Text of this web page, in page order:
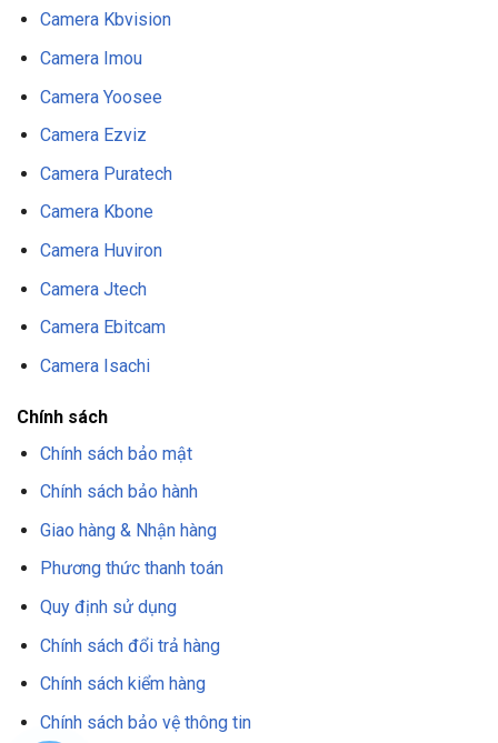
Camera Kbvision
Camera Imou
Camera Yoosee
Camera Ezviz
Camera Puratech
Camera Kbone
Camera Huviron
Camera Jtech
Camera Ebitcam
Camera Isachi
Chính sách
Chính sách bảo mật
Chính sách bảo hành
Giao hàng & Nhận hàng
Phương thức thanh toán
Quy định sử dụng
Chính sách đổi trả hàng
Chính sách kiểm hàng
Chính sách bảo vệ thông tin